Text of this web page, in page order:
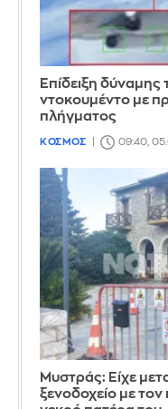
Επίδειξη δύναμης
ντοκουμέντο με
πλήγματος
ΚΟΣΜΟΣ 09:40,
Mυστράς: Είχε
ξενοδοχείο με